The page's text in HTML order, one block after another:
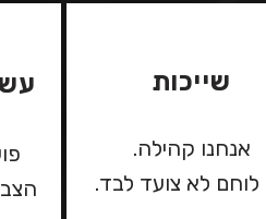
שייכות
אנחנו קהילה.
לא צועד לבד.